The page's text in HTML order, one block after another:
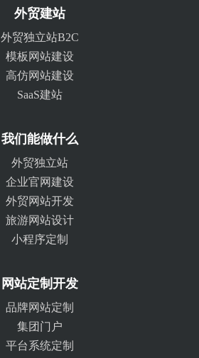
外贸建站
外贸独立站B2C
模板网站建设
高仿网站建设
SaaS建站
我们能做什么
外贸独立站
企业官网建设
外贸网站开发
旅游网站设计
小程序定制
网站定制开发
品牌网站定制
集团门户
平台系统定制